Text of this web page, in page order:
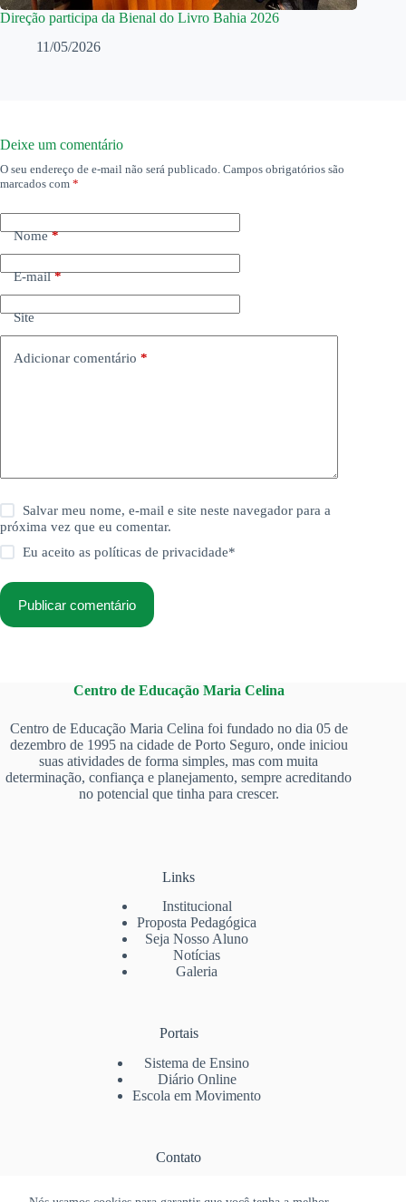
Direção participa da Bienal do Livro Bahia 2026
11/05/2026
Deixe um comentário
O seu endereço de e-mail não será publicado. Campos obrigatórios são
marcados com *
Nome*
E-mail*
Site
Adicionar comentário *
Salvar meu nome, e-mail e site neste navegador para a
próxima vez que eu comentar.
Eu aceito aspolíticas de privacidade*
Publicar comentário
Centro de Educação Maria Celina
Centro de Educação Maria Celina foi fundado no dia 05 de
dezembro de 1995 na cidade de Porto Seguro, onde iniciou
suas atividades de forma simples, mas com muita
determinação, confiança e planejamento, sempre acreditando
no potencial que tinha para crescer.
Links
Institucional
Proposta Pedagógica
Seja Nosso Aluno
Notícias
Galeria
Portais
Sistema de Ensino
Diário Online
Escola em Movimento
Contato